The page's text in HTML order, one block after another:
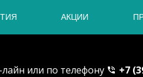
АКЦИИ
или по телефону +7